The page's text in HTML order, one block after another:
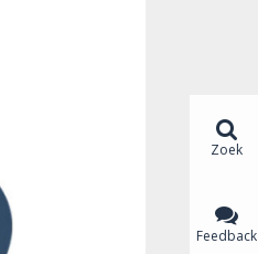
Zoek
Feedback